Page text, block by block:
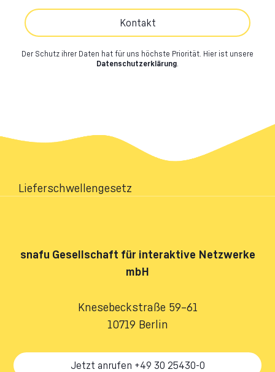
Kontakt
Der Schutz ihrer Daten hat für uns höchste Priorität. Hier ist unsere
Datenschutzerklärung
Lieferschwellengesetz
snafu Gesellschaft für interaktive Netzwerke
mbH
Knesebeckstraße 59–61
10719 Berlin
Jetzt anrufen +49 30 25430-0